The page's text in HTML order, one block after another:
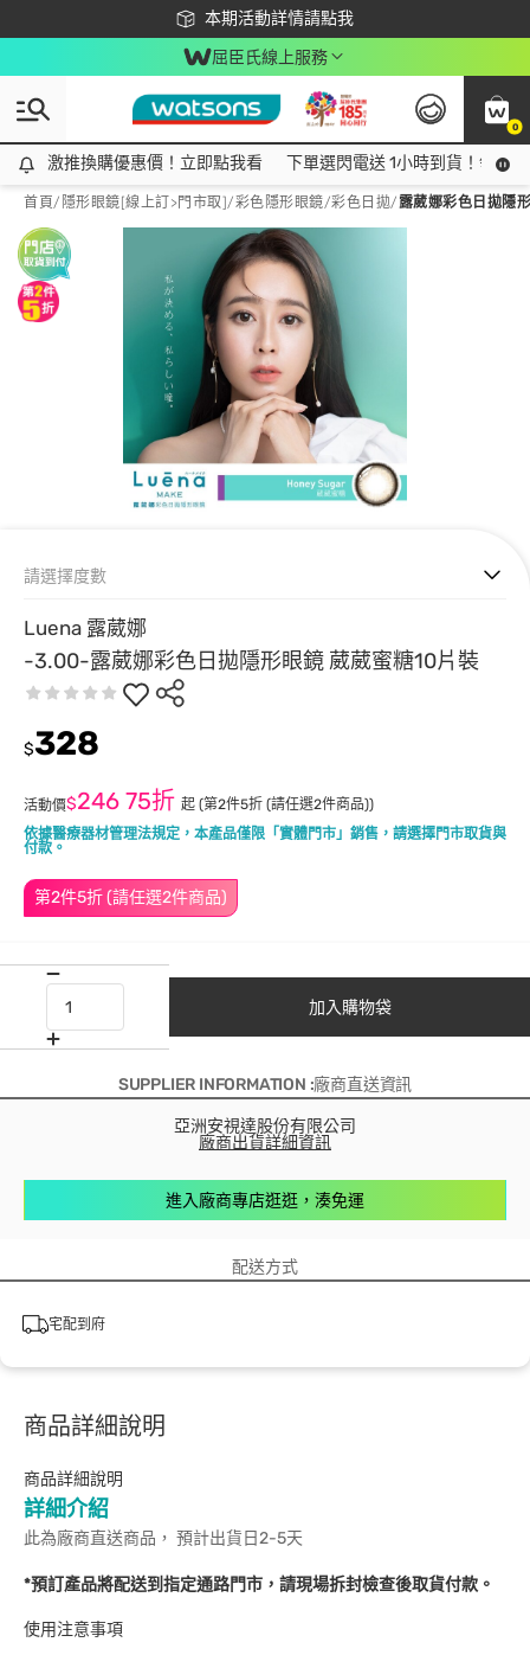
本期活動詳情請點我
下載app最高回饋$350
屈臣氏線上服務
0
激推換購優惠價！立即點我看
激推換購優惠價！立即點我看 下單選閃電送 1小時到貨！領神
首頁/ 隱形眼鏡[線上訂>門市取]/彩色隱形眼鏡/彩色日拋/露葳娜彩色日拋隱
Luena 露葳娜
-3.00-露葳娜彩色日拋隱形眼鏡 葳葳蜜糖10片裝
依據醫療器材管理法規定，本產品僅限「實體門市」銷售，請選擇門市取貨與
付款。
第2件5折 (請任選2件商品)
$328
活動價$246 75折 起 (第2件5折 (請任選2件商品))
請選擇度數
加入購物袋
SUPPLIER INFORMATION :廠商直送資訊
亞洲安視達股份有限公司
廠商出貨詳細資訊
進入廠商專店逛逛，湊免運
配送方式
宅配到府
商品詳細說明
商品詳細說明
詳細介紹
此為廠商直送商品， 預計出貨日2-5天
*預訂產品將配送到指定通路門市，請現場拆封檢查後取貨付款。
使用注意事項